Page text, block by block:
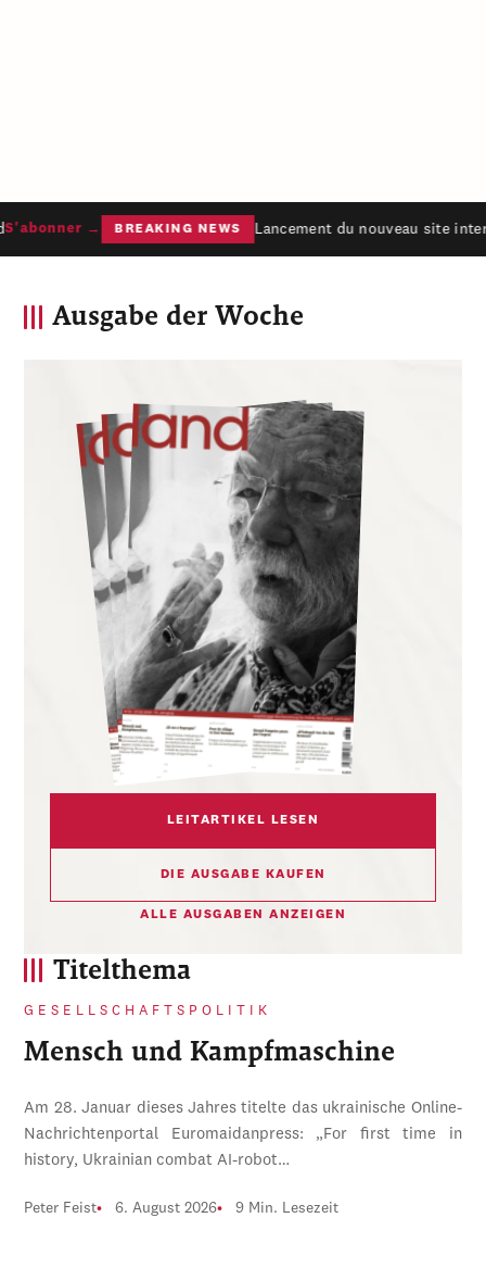
→ BREAKING NEWS Lancement du nouveau site
Titelthema
GESELLSCHAFTSPOLITIK
Mensch und Kampfmaschine
Am 28. Januar dieses Jahres titelte das ukrainische Online-
Nachrichtenportal Euromaidanpress: „For first time in
history, Ukrainian combat AI-robot…
Peter Feist 6. August 2026 9 Min. Lesezeit
Ausgabe der Woche
LEITARTIKEL LESEN
DIE AUSGABE KAUFEN
ALLE AUSGABEN ANZEIGEN